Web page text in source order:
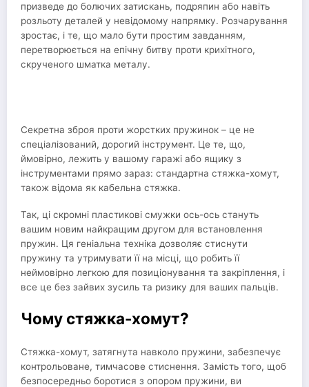
призведе до болючих затискань, подряпин або навіть
розльоту деталей у невідомому напрямку. Розчарування
зростає, і те, що мало бути простим завданням,
перетворюється на епічну битву проти крихітного,
скрученого шматка металу.
Секретна зброя проти жорстких пружинок – це не
спеціалізований, дорогий інструмент. Це те, що,
ймовірно, лежить у вашому гаражі або ящику з
інструментами прямо зараз: стандартна стяжка-хомут,
також відома як кабельна стяжка.
Так, ці скромні пластикові смужки ось-ось стануть
вашим новим найкращим другом для встановлення
пружин. Ця геніальна техніка дозволяє стиснути
пружину та утримувати її на місці, що робить її
неймовірно легкою для позиціонування та закріплення, і
все це без зайвих зусиль та ризику для ваших пальців.
Чому стяжка-хомут?
Стяжка-хомут, затягнута навколо пружини, забезпечує
контрольоване, тимчасове стиснення. Замість того, щоб
безпосередньо боротися з опором пружини, ви